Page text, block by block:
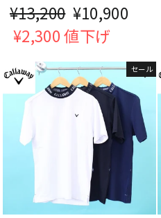
通
常
格
¥13,200 販
売
価
格
¥10,900
¥2,300 値下げ
セール